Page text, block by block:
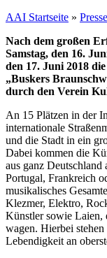
AAI Startseite »
Nach dem großen
Samstag, den 16.
den 17. Juni 2018
„Buskers
durch den Verein
An 15 Plätzen in der
internationale
und die Stadt in ein
Dabei kommen die
aus ganz Deutschland
Portugal, Frankreich
musikalisches
Klezmer, Elektro,
Künstler sowie Laien,
wagen. Hierbei
Lebendigkeit an